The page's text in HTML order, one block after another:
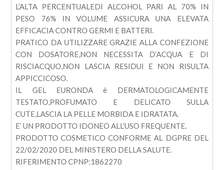
L’ALTA PERCENTUALEDI ALCOHOL PARI AL 70% IN
PESO 76% IN VOLUME ASSICURA UNA ELEVATA
EFFICACIA CONTRO GERMI E BATTERI.
PRATICO DA UTILIZZARE GRAZIE ALLA CONFEZIONE
CON DOSATORE,NON NECESSITA D’ACQUA E DI
RISCIACQUO,NON LASCIA RESIDUI E NON RISULTA
APPICCICOSO.
IL GEL EURONDA è DERMATOLOGICAMENTE
TESTATO,PROFUMATO E DELICATO SULLA
CUTE,LASCIA LA PELLE MORBIDA E IDRATATA.
E’ UN PRODOTTO IDONEO ALL’USO FREQUENTE.
PRODOTTO COSMETICO CONFORME AL DGPRE DEL
22/02/2020 DEL MINISTERO DELLA SALUTE.
RIFERIMENTO CPNP:1862270